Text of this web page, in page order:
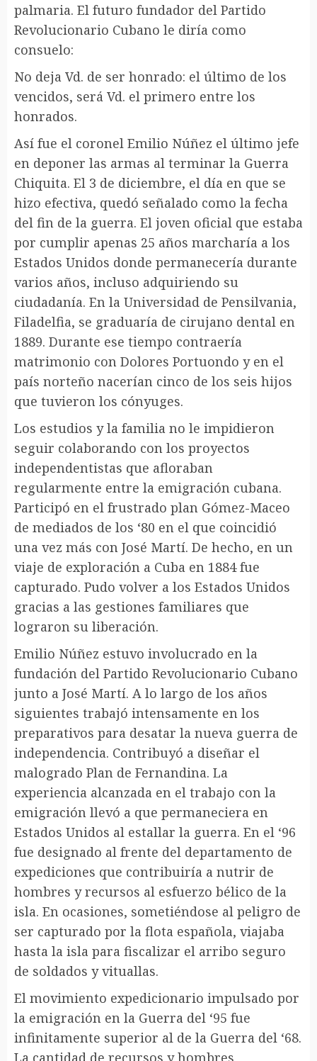
palmaria. El futuro fundador del Partido
Revolucionario Cubano le diría como
consuelo:
No deja Vd. de ser honrado: el último de los
vencidos, será Vd. el primero entre los
honrados.
Así fue el coronel Emilio Núñez el último jefe
en deponer las armas al terminar la Guerra
Chiquita. El 3 de diciembre, el día en que se
hizo efectiva, quedó señalado como la fecha
del fin de la guerra. El joven oficial que estaba
por cumplir apenas 25 años marcharía a los
Estados Unidos donde permanecería durante
varios años, incluso adquiriendo su
ciudadanía. En la Universidad de Pensilvania,
Filadelfia, se graduaría de cirujano dental en
1889. Durante ese tiempo contraería
matrimonio con Dolores Portuondo y en el
país norteño nacerían cinco de los seis hijos
que tuvieron los cónyuges.
Los estudios y la familia no le impidieron
seguir colaborando con los proyectos
independentistas que afloraban
regularmente entre la emigración cubana.
Participó en el frustrado plan Gómez-Maceo
de mediados de los ‘80 en el que coincidió
una vez más con José Martí. De hecho, en un
viaje de exploración a Cuba en 1884 fue
capturado. Pudo volver a los Estados Unidos
gracias a las gestiones familiares que
lograron su liberación.
Emilio Núñez estuvo involucrado en la
fundación del Partido Revolucionario Cubano
junto a José Martí. A lo largo de los años
siguientes trabajó intensamente en los
preparativos para desatar la nueva guerra de
independencia. Contribuyó a diseñar el
malogrado Plan de Fernandina. La
experiencia alcanzada en el trabajo con la
emigración llevó a que permaneciera en
Estados Unidos al estallar la guerra. En el ‘96
fue designado al frente del departamento de
expediciones que contribuiría a nutrir de
hombres y recursos al esfuerzo bélico de la
isla. En ocasiones, sometiéndose al peligro de
ser capturado por la flota española, viajaba
hasta la isla para fiscalizar el arribo seguro
de soldados y vituallas.
El movimiento expedicionario impulsado por
la emigración en la Guerra del ‘95 fue
infinitamente superior al de la Guerra del ‘68.